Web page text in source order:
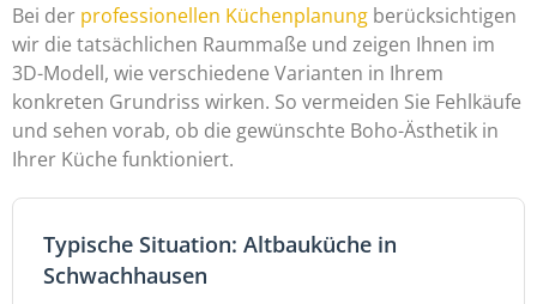
Bei der professionellen Küchenplanung berücksichtigen
wir die tatsächlichen Raummaße und zeigen Ihnen im
3D-Modell, wie verschiedene Varianten in Ihrem
konkreten Grundriss wirken. So vermeiden Sie Fehlkäufe
und sehen vorab, ob die gewünschte Boho-Ästhetik in
Ihrer Küche funktioniert.
Typische Situation: Altbauküche in
Schwachhausen